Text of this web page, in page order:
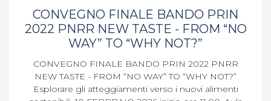
CONVEGNO FINALE BANDO PRIN
2022 PNRR NEW TASTE - FROM “NO
WAY” TO “WHY NOT?”
CONVEGNO FINALE BANDO PRIN 2022 PNRR
NEW TASTE - FROM “NO WAY” TO “WHY NOT?”
Esplorare gli atteggiamenti verso i nuovi alimenti